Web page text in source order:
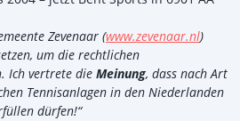
Zevenaar (www.zevenaar.nl)
um die rechtlichen
Ich vertrete die Meinung, dass nachArt
Tennisanlagen in den Niederlanden
dürfen!“